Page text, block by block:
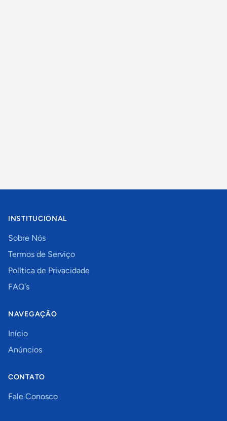
INSTITUCIONAL
Sobre Nós
Termos de Serviço
Política de Privacidade
FAQ's
NAVEGAÇÃO
Início
Anúncios
CONTATO
Fale Conosco